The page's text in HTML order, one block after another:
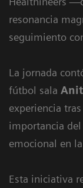
resonancia
seguimiento
La jornada
fútbol sala
experiencia
importancia
emocional en
Esta iniciativa